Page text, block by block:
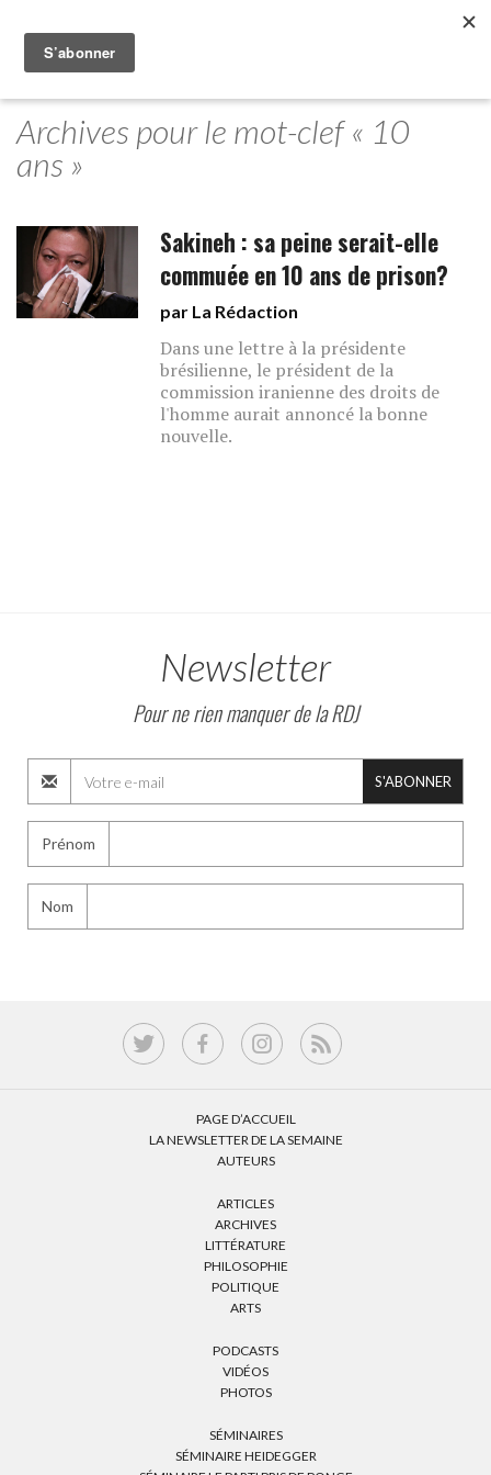
Archives pour le mot-clef « 10
ans »
Sakineh : sa peine serait-elle
commuée en 10 ans de prison?
par La Rédaction
Dans une lettre à la présidente
brésilienne, le président de la
commission iranienne des droits de
l'homme aurait annoncé la bonne
nouvelle.
Newsletter
Pour ne rien manquer de la RDJ
S'ABONNER
Prénom
Nom
PAGE D’ACCUEIL
LA NEWSLETTER DE LA SEMAINE
AUTEURS
ARTICLES
ARCHIVES
LITTÉRATURE
PHILOSOPHIE
POLITIQUE
ARTS
PODCASTS
VIDÉOS
PHOTOS
SÉMINAIRES
SÉMINAIRE HEIDEGGER